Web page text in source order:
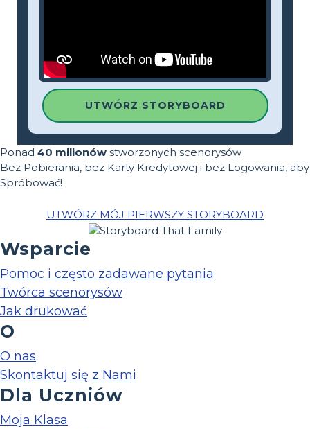
UTWÓRZ STORYBOARD
Ponad 40 milionów stworzonych scenorysów
Bez Pobierania, bez Karty Kredytowej i bez Logowania, aby
Spróbować!
UTWÓRZ MÓJ PIERWSZY STORYBOARD
Wsparcie
Pomoc i często zadawane pytania
Twórca scenorysów
Jak drukować
O
O nas
Skontaktuj się z Nami
Dla Uczniów
Moja Klasa